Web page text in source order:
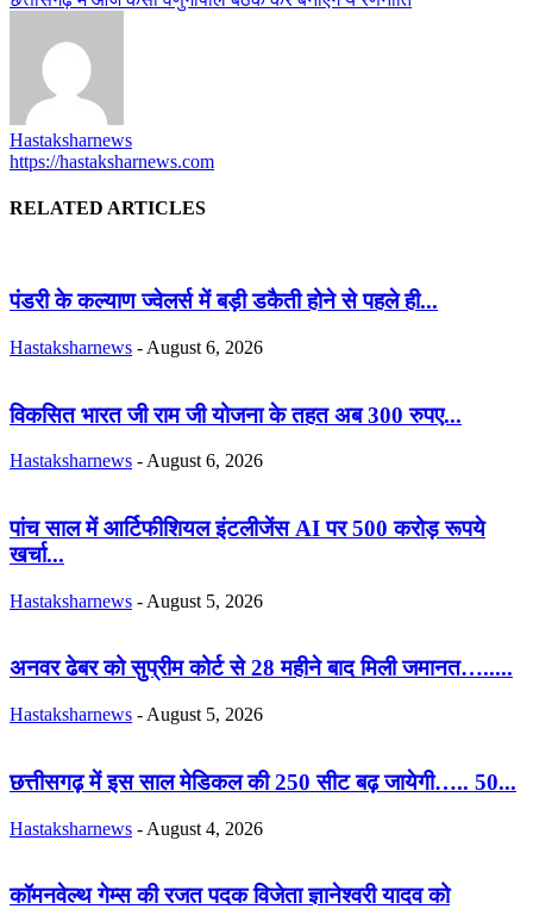
Hastaksharnews
https://hastaksharnews.com
RELATED ARTICLES
पंडरी के कल्याण ज्वेलर्स में बड़ी डकैती होने से पहले ही...
Hastaksharnews - August 6, 2026
विकसित भारत जी राम जी योजना के तहत अब 300 रुपए...
Hastaksharnews - August 6, 2026
पांच साल में आर्टिफीशियल इंटलीजेंस AI पर 500 करोड़ रूपये
खर्चा...
Hastaksharnews - August 5, 2026
अनवर ढेबर को सुप्रीम कोर्ट से 28 महीने बाद मिली जमानत….....
Hastaksharnews - August 5, 2026
छत्तीसगढ़ में इस साल मेडिकल की 250 सीट बढ़ जायेगी….. 50...
Hastaksharnews - August 4, 2026
कॉमनवेल्थ गेम्स की रजत पदक विजेता ज्ञानेश्वरी यादव को